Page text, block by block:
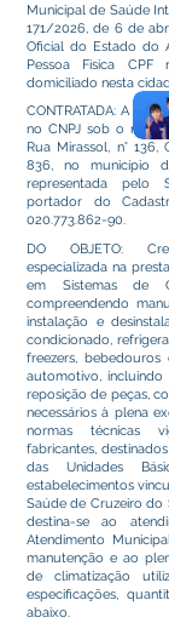
Municipal de Saúde
171/2026, de 6 de
Oficial do Estado do
Pessoa Física CPF
domiciliado nesta
CONTRATADA: A
no CNPJ sob o nº
Rua Mirassol, n° 136,
836, no município
representada pelo
portador do
020.773.862-90.
DO OBJETO:
especializada na
em Sistemas de
compreendendo
instalação e
condicionado,
freezers, bebedouros
automotivo,
reposição de peças,
necessários à plena
normas técnicas
fabricantes,
das Unidades
estabelecimentos
Saúde de Cruzeiro do
destina-se ao
Atendimento
manutenção e ao
de climatização
especificações,
abaixo.